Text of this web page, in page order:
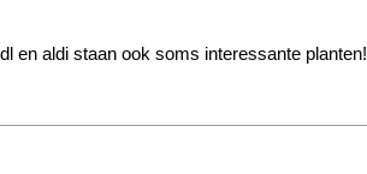
en aldi staan ook soms interessante planten!